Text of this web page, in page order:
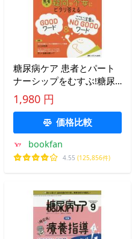
糖尿病ケア 患者とパート
ナーシップをむすぶ!糖尿
病スタッフ応援専門誌
Vol.16No.9(2019-9)
1,980 円
価格比較
bookfan
4.55 (125,856件)